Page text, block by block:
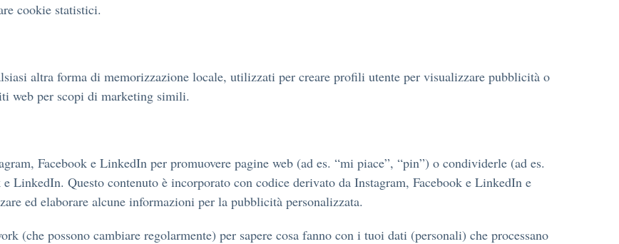
cookie statistici.
altra forma di memorizzazione locale, utilizzati per creare profili utente per visualizzare pubblicità o
web per scopi di marketing simili.
Facebook e LinkedIn per promuovere pagine web (ad es. “mi piace”, “pin”) o condividerle (ad es.
LinkedIn. Questo contenuto è incorporato con codice derivato da Instagram, Facebook e LinkedIn e
ed elaborare alcune informazioni per la pubblicità personalizzata.
(che possono cambiare regolarmente) per sapere cosa fanno con i tuoi dati (personali) che processano